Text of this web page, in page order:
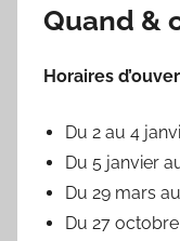
Quand &
Horaires
Du 2 au 4
Du 5 janvier
Du 29 mars
Du 27